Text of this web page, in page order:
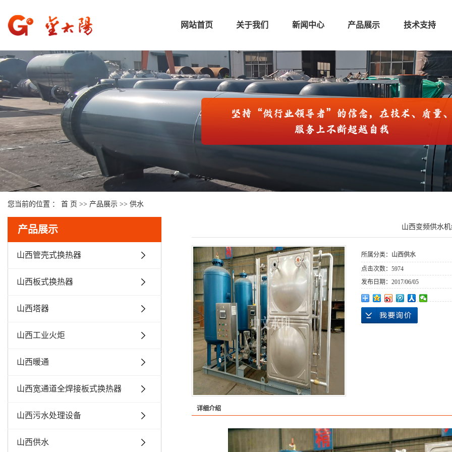
网站首页 关于我们 新闻中心 产品展示 技术支持
您当前的位置 ： 首 页 >> 产品展示 >> 供水
产品展示
山西管壳式换热器
山西板式换热器
山西塔器
山西工业火炬
山西暖通
山西宽通道全焊接板式换热器
山西污水处理设备
山西供水
山西变频供水
所属分类： 山西供水
点击次数： 5974
发布日期： 2017/06/05
详细介绍